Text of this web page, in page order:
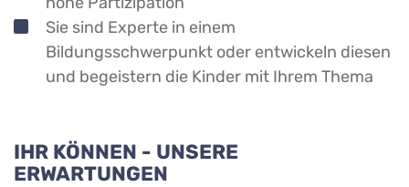
Sie sind Experte in einem
Bildungsschwerpunkt oder entwickeln diesen
und begeistern die Kinder mit Ihrem Thema
IHR KÖNNEN - UNSERE
ERWARTUNGEN